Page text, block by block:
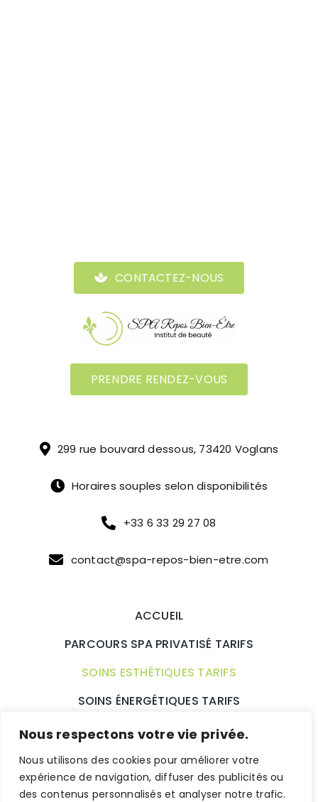
Nous respectons votre vie privée.
Nous utilisons des cookies pour améliorer votre
expérience de navigation, diffuser des publicités ou
des contenus personnalisés et analyser notre trafic.
CONTACTEZ-NOUS
PRENDRE RENDEZ-VOUS
299 rue bouvard dessous, 73420 Voglans
Horaires souples selon disponibilités
+33 6 33 29 27 08
contact@spa-repos-bien-etre.com
ACCUEIL
PARCOURS SPA PRIVATISÉ TARIFS
SOINS ESTHÉTIQUES TARIFS
SOINS ÉNERGÉTIQUES TARIFS
SOINS HOLISTIQUES TARIFS
BONS CADEAUX
ACTUALITÉS
CONTACT